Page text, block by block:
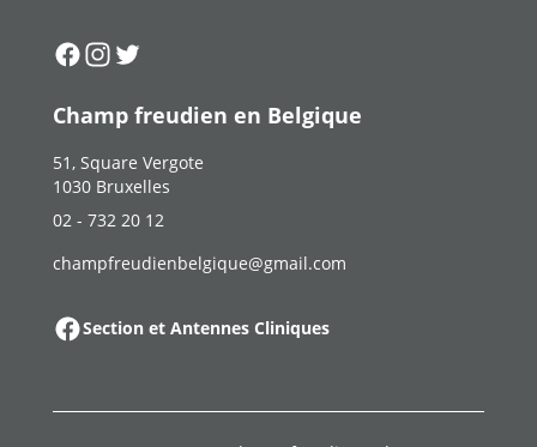
Suivez-nous sur
Suivez-nous sur
Suivez-nous sur
Champ freudien en Belgique
51, Square Vergote
1030 Bruxelles
02 - 732 20 12
champfreudienbelgique@gmail.com
Section et Antennes Cliniques